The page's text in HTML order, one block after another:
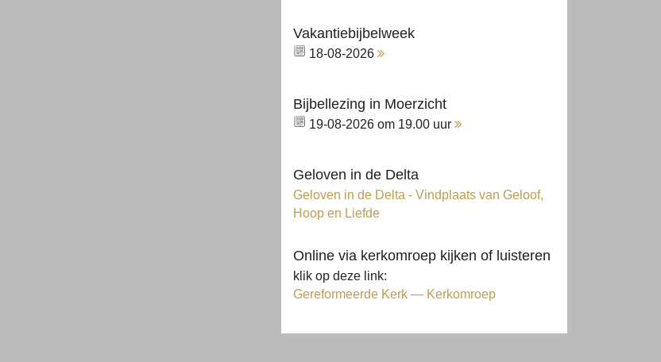
Vakantiebijbelweek
18-08-2026
Bijbellezing in Moerzicht
19-08-2026 om 19.00 uur
Geloven in de Delta
Geloven in de Delta - Vindplaats van Geloof,
Hoop en Liefde
Online via kerkomroep kijken of luisteren
klik op deze link:
Gereformeerde Kerk — Kerkomroep